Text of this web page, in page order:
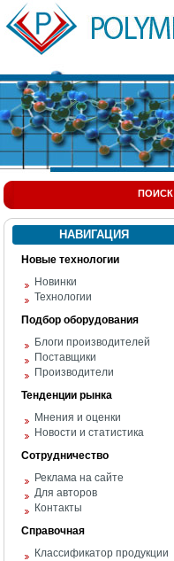
ПОИСК
НАВИГАЦИЯ
Новые технологии
Новинки
Технологии
Подбор оборудования
Блоги производителей
Поставщики
Производители
Тенденции рынка
Мнения и оценки
Новости и статистика
Сотрудничество
Реклама на сайте
Для авторов
Контакты
Справочная
Классификатор продукции